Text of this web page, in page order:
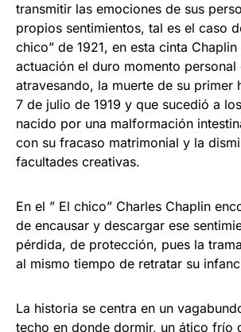
transmitir las emociones de sus
propios sentimientos, tal es el caso
chico” de 1921, en esta cinta
actuación el duro momento personal
atravesando, la muerte de su primer
7 de julio de 1919 y que sucedió a
nacido por una malformación
con su fracaso matrimonial y la
facultades creativas.
En el ” El chico” Charles Chaplin
de encausar y descargar ese
pérdida, de protección, pues la
al mismo tiempo de retratar su
La historia se centra en un
techo en donde dormir, un ático frío